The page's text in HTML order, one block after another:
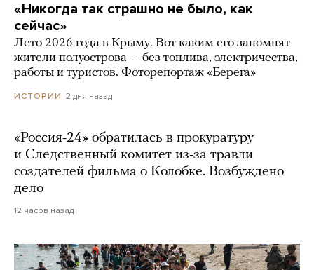
«Никогда так страшно не было, как
сейчас»
Лето 2026 года в Крыму. Вот каким его запомнят
жители полуострова — без топлива, электричества,
работы и туристов. Фоторепортаж «Берега»
ИСТОРИИ 2 дня назад
«Россия-24» обратилась в прокуратуру
и Следственный комитет из-за травли
создателей фильма о Колобке. Возбуждено
дело
12 часов назад